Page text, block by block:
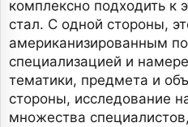
комплексно подходить к
стал. С одной стороны,
американизированным
специализацией и
тематики, предмета и
стороны, исследование
множества